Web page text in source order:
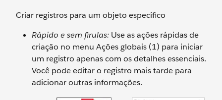
Criar registros para um objeto específico
Rápido e sem firulas: Use as ações rápidas de
criação no menu Ações globais (1) para iniciar
um registro apenas com os detalhes essenciais.
Você pode editar o registro mais tarde para
adicionar outras informações.